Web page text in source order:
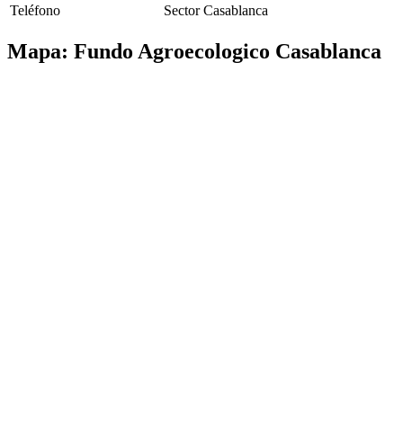
Teléfono
Sector Casablanca
Mapa: Fundo Agroecologico Casablanca